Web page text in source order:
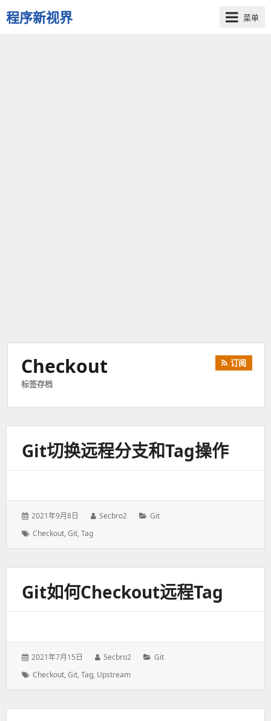
程序新视界
开
菜单
Checkout
标签存档
订阅
Git切换远程分支和tag操作
发
于：
2021年9月8日
作
Secbro2
分
Git
标
Checkout,Git,Tag
Git如何checkout远程tag
发
于：
2021年7月15日
作
Secbro2
分
Git
标
Checkout,Git,Tag, Upstream